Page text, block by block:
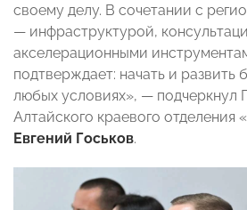
своему делу. В сочетании с
— инфраструктурой,
акселерационными
подтверждает: начать и развить
любых условиях», — подчеркнул
Алтайского краевого
Евгений Госьков.